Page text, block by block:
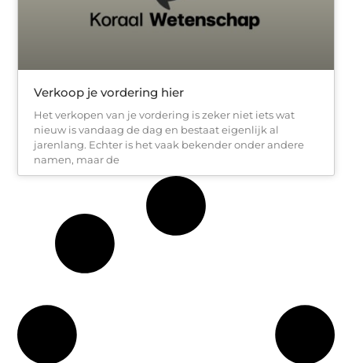
Verkoop je vordering hier
Het verkopen van je vordering is zeker niet iets wat
nieuw is vandaag de dag en bestaat eigenlijk al
jarenlang. Echter is het vaak bekender onder andere
namen, maar de